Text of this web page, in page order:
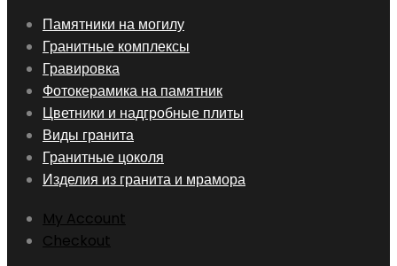
Skip
content
Памятники на могилу
Гранитные комплексы
Гравировка
Фотокерамика на памятник
Цветники и надгробные плиты
Виды гранита
Гранитные цоколя
Изделия из гранита и мрамора
My Account
Checkout